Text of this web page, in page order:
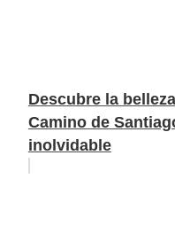
Descubre la
Camino de
inolvidable